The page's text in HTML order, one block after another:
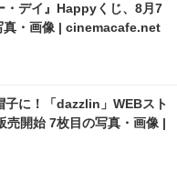
・デイ』Happyくじ、8月7
真・画像 | cinemacafe.net
子に！「dazzlin」WEBスト
売開始 7枚目の写真・画像 |